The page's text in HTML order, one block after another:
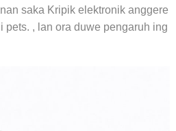
saka Kripik elektronik anggere
pets. , lan ora duwe pengaruh ing